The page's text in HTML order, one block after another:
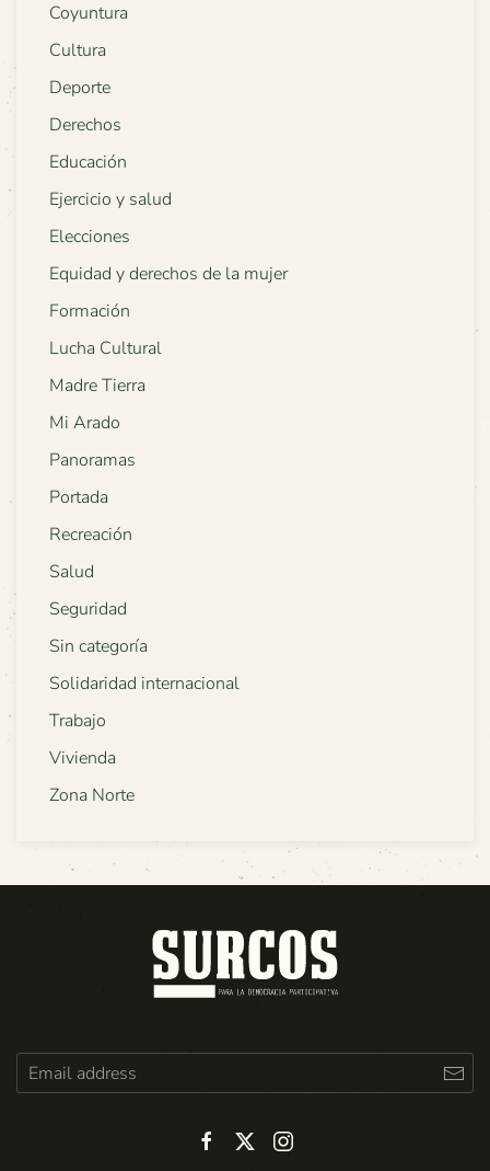
Coyuntura
Cultura
Deporte
Derechos
Educación
Ejercicio y salud
Elecciones
Equidad y derechos de la mujer
Formación
Lucha Cultural
Madre Tierra
Mi Arado
Panoramas
Portada
Recreación
Salud
Seguridad
Sin categoría
Solidaridad internacional
Trabajo
Vivienda
Zona Norte